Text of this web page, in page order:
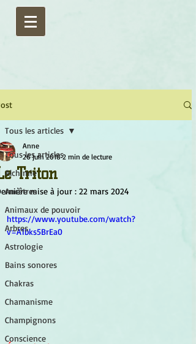
Tous les articles
Alchimie
Ancêtres
Animaux de pouvoir
Arbres
Astrologie
Bains sonores
Chakras
Chamanisme
Champignons
Conscience
Tous les articles
Triton
Anne
26 juin 2018 2 min de lecture
mise à jour : 22 mars 2024
https://www.youtube.com/watch?
v=A1bks5BrEa0